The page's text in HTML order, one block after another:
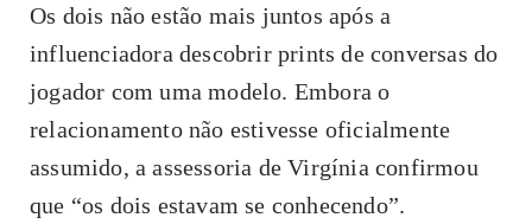
Os dois não estão mais juntos após a
influenciadora descobrir prints de conversas do
jogador com uma modelo. Embora o
relacionamento não estivesse oficialmente
assumido, a assessoria de Virgínia confirmou
que “os dois estavam se conhecendo”.